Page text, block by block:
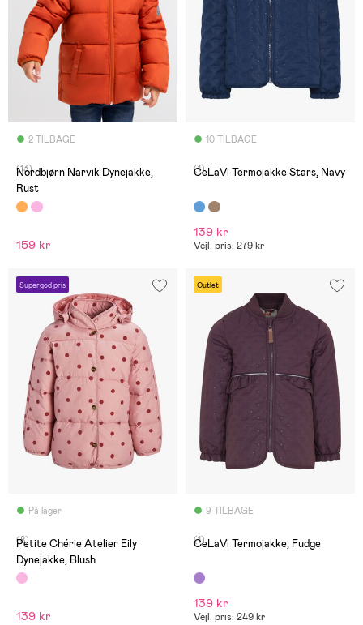
2 TILBAGE
(13)
Nordbjørn Narvik Dynejakke,
Rust
159 kr
10 TILBAGE
(1)
CeLaVi Termojakke Stars, Navy
139 kr
Vejl. pris: 279 kr
Supergod pris
På lager
(8)
Petite Chérie Atelier Eily
Dynejakke, Blush
139 kr
Outlet
9 TILBAGE
(1)
CeLaVi Termojakke, Fudge
139 kr
Vejl. pris: 249 kr